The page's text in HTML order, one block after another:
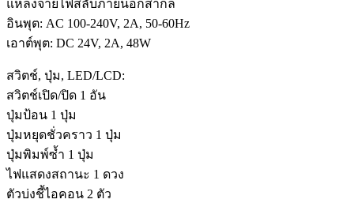
แหล่งจ่ายไฟสลับภายนอกสากล
อินพุต: AC 100-240V, 2A, 50-60Hz
เอาต์พุต: DC 24V, 2A, 48W
สวิตช์, ปุ่ม, LED/LCD:
สวิตช์เปิด/ปิด 1 อัน
ปุ่มป้อน 1 ปุ่ม
ปุ่มหยุดชั่วคราว 1 ปุ่ม
ปุ่มพิมพ์ซ้ำ 1 ปุ่ม
ไฟแสดงสถานะ 1 ดวง
ตัวบ่งชี้ไอคอน 2 ตัว